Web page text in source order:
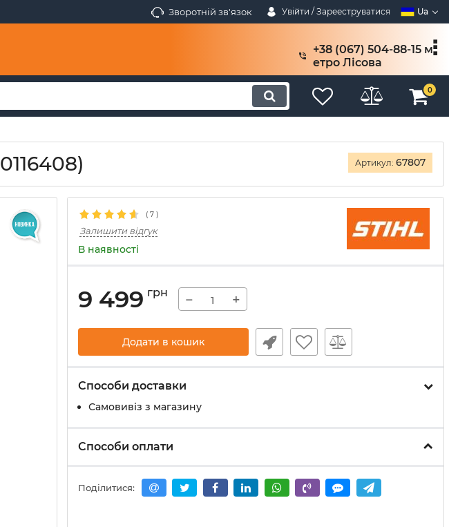
Зворотній зв'язок Увійти / Зарееструватися Ua
+38 (067) 504-88-15 м
етро Лісова
0
Артикул: 67807
( 7 )
Залишити відгук
В наявності
9 499 грн − +
Додати в кошик
Способи доставки
Самовивіз з магазину
Способи оплати
Поділитися: